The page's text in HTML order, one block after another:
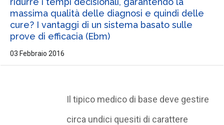
massima qualità delle diagnosi e quindi delle
cure? I vantaggi di un sistema basato sulle
prove di efficacia (Ebm)
03 Febbraio 2016
Il tipico medico di base deve gestire
circa undici quesiti di carattere